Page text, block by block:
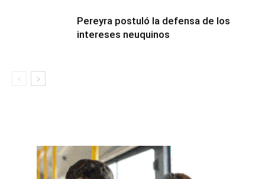
Pereyra postuló la defensa de los
intereses neuquinos